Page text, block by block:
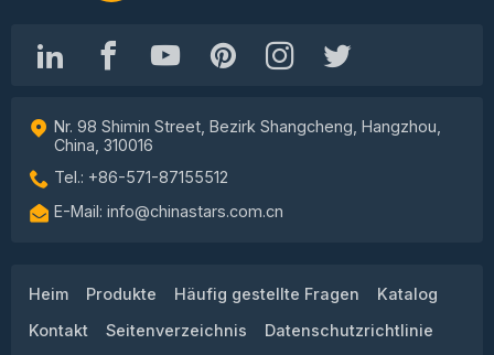
Nr. 98 Shimin Street, Bezirk Shangcheng, Hangzhou,
China, 310016
Tel.: +86-571-87155512
E-Mail: info@chinastars.com.cn
Heim Produkte Häufig gestellte Fragen
Katalog
Kontakt
Seitenverzeichnis Datenschutzrichtlinie